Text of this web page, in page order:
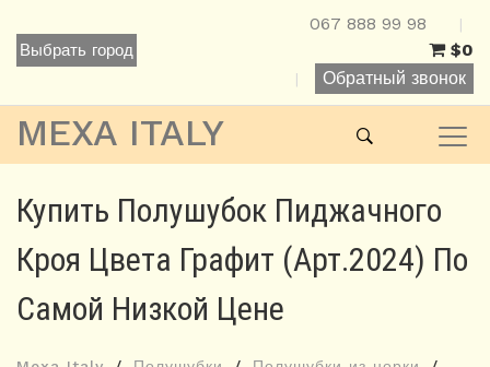
Выбрать город
067 888 99 98 |
$0
| Обратный звонок
MEXA ITALY
Купить Полушубок Пиджачного
Кроя Цвета Графит (арт.2024) По
Самой Низкой Цене